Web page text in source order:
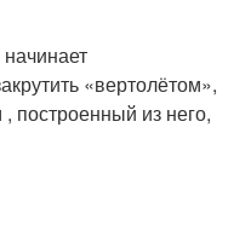
«вертолётом»,
построенный из него,